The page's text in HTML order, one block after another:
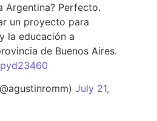
Argentina? Perfecto.
un proyecto para
la educación a
de Buenos Aires.
July 21,